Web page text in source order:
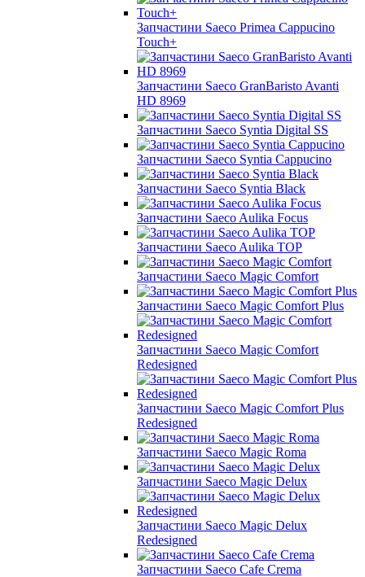
Запчастини Saeco Primea Cappucino
Touch+
Запчастини Saeco GranBaristo Avanti
HD 8969
Запчастини Saeco Syntia Digital SS
Запчастини Saeco Syntia Cappucino
Запчастини Saeco Syntia Black
Запчастини Saeco Aulika Focus
Запчастини Saeco Aulika TOP
Запчастини Saeco Magic Comfort
Запчастини Saeco Magic Comfort Plus
Запчастини Saeco Magic Comfort
Redesigned
Запчастини Saeco Magic Comfort Plus
Redesigned
Запчастини Saeco Magic Roma
Запчастини Saeco Magic Delux
Запчастини Saeco Magic Delux
Redesigned
Запчастини Saeco Cafe Crema